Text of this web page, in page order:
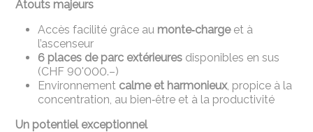
Atouts majeurs
Accès facilité grâce au monte‑chargeet à
l’ascenseur
6 places de parc extérieures disponibles en sus
(CHF 90'000.–)
Environnement calme et harmonieux, propice à la
concentration, au bien‑être et à la productivité
Un potentiel exceptionnel